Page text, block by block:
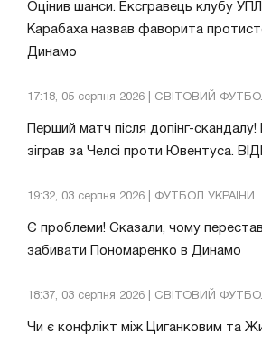
Оцінив шанси. Ексгравець клубу
Карабаха назвав фаворита
Динамо
17:18, 05 серпня 2026 | СВІТОВИЙ
Перший матч після допінг-
зіграв за Челсі проти Ювентуса.
19:32, 03 серпня 2026 | ФУТБОЛ УКРАЇНИ
Є проблеми! Сказали, чому перестав
забивати Пономаренко в Динамо
18:37, 03 серпня 2026 | СВІТОВИЙ
Чи є конфлікт між Циганковим та